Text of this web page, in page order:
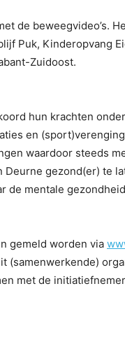
de beweegvideo’s.
Puk, Kinderopvang
Zuidoost.
hun krachten onder
en
waardoor steeds
gezond(er) te
de mentale
gemeld worden via
(samenwerkende)
met de